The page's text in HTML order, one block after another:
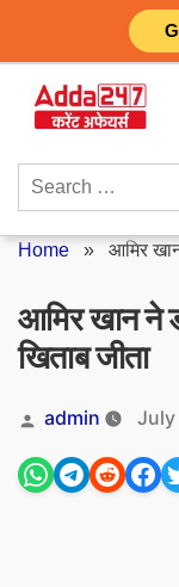
content
Search
Home » आमिर
आमिर खान ने
खिताब जीता
Posted
by
admin July